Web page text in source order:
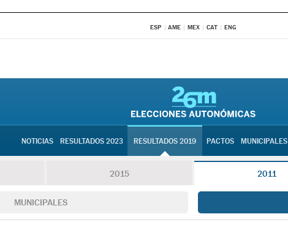
ESP AME MEX CAT ENG
NOTICIAS RESULTADOS 2023 RESULTADOS 2019 PACTOS MUNICIPALES
2015 2011
MUNICIPALES